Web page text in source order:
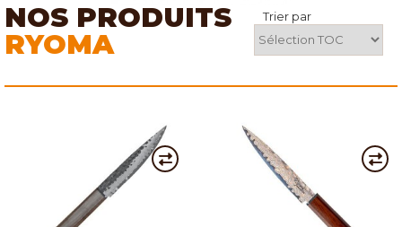
NOS PRODUITS
RYOMA
Trier par